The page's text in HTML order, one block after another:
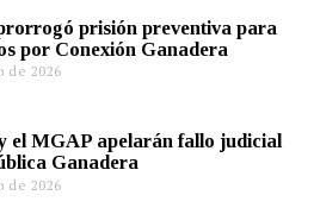
prisión preventiva para
por Conexión Ganadera
de 2026
el MGAP apelarán fallo judicial
Ganadera
de 2026